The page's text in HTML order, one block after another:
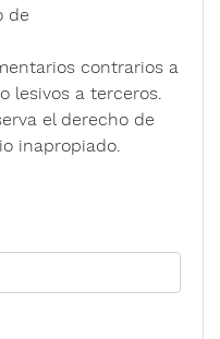
de
contrarios a
lesivos a terceros.
el derecho de
inapropiado.